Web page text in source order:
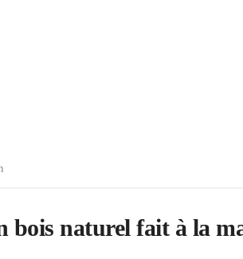
bois naturel fait à la